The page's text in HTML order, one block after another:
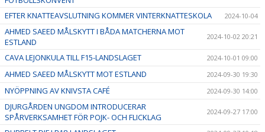
EFTER KNATTEAVSLUTNING KOMMER VINTERKNATTESKOLA 2024-10-04
AHMED SAEED MÅLSKYTT I BÅDA MATCHERNA MOT
ESTLAND
2024-10-02 20:21
CAVA LEJONKULA TILL F15-LANDSLAGET 2024-10-01 09:00
AHMED SAEED MÅLSKYTT MOT ESTLAND 2024-09-30 19:30
NYÖPPNING AV KNIVSTA CAFÉ 2024-09-30 14:00
DJURGÅRDEN UNGDOM INTRODUCERAR
SPÅRVERKSAMHET FÖR POJK- OCH FLICKLAG
2024-09-27 17:00